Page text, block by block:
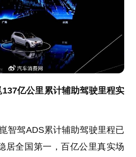
亿公里累计辅助驾驶里程实
智驾ADS累计辅助驾驶里程已
居全国第一，百亿公里真实场